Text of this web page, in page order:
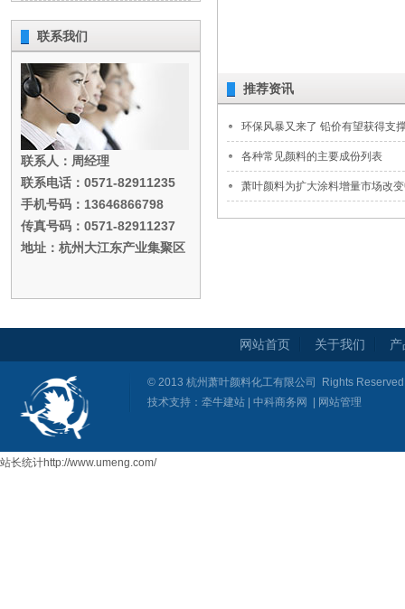
联系我们
联系人：周经理
联系电话：0571-82911235
手机号码：13646866798
传真号码：0571-82911237
地址：杭州大江东产业集聚区
推荐资讯
环保风暴又来了 铅价有望获得支
各种常见颜料的主要成份列表
萧叶颜料为扩大涂料增量市场改
网站首页 关于我们
© 2013 杭州萧叶颜料化工有限公司
Rights
技术支持： 牵牛建站 中科商务网 网站管理
站长统计http://www.umeng.com/